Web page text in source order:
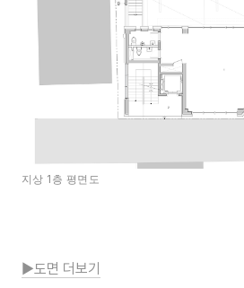
지상 1층 평면도
▶도면 더보기